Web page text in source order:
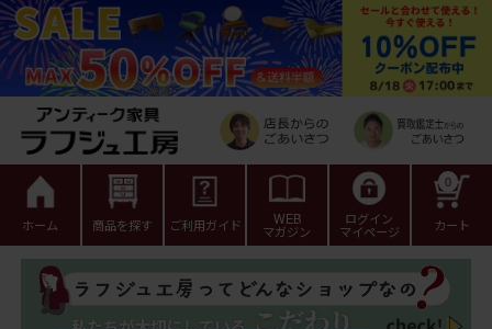
ホーム 商品を探す ご利用ガイド WEB
マガジン
ログイン
マイページ カート
0